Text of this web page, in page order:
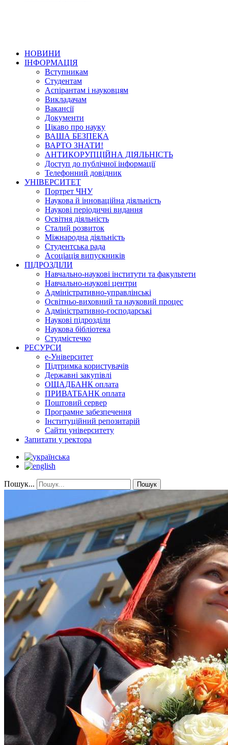
НОВИНИ
ІНФОРМАЦІЯ
Вступникам
Студентам
Аспірантам і науковцям
Викладачам
Вакансії
Документи
Цікаво про науку
ВАША БЕЗПЕКА
ВАРТО ЗНАТИ!
АНТИКОРУПЦІЙНА ДІЯЛЬНІСТЬ
Доступ до публічної інформації
Телефонний довідник
УНІВЕРСИТЕТ
Портрет ЧНУ
Наукова й інноваційна діяльність
Наукові періодичні видання
Освітня діяльність
Сталий розвиток
Міжнародна діяльність
Студентська рада
Асоціація випускників
ПІДРОЗДІЛИ
Навчально-наукові інститути та факультети
Навчально-наукові центри
Адміністративно-управлінські
Освітньо-виховний та науковий процес
Адміністративно-господарські
Наукові підрозділи
Наукова бібліотека
Студмістечко
РЕСУРСИ
е-Університет
Підтримка користувачів
Державні закупівлі
ОЩАДБАНК оплата
ПРИВАТБАНК оплата
Поштовий сервер
Програмне забезпечення
Інституційний репозитарій
Сайти університету
Запитати у ректора
Пошук... Пошук